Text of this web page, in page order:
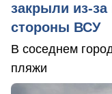
закрыли из-
стороны ВСУ
В соседнем
пляжи